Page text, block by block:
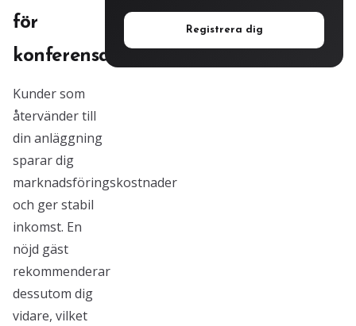
för
konferensanläggningar
Kunder som
återvänder till
din anläggning
sparar dig
marknadsföringskostnader
och ger stabil
inkomst. En
nöjd gäst
rekommenderar
dessutom dig
vidare, vilket
Registrera dig